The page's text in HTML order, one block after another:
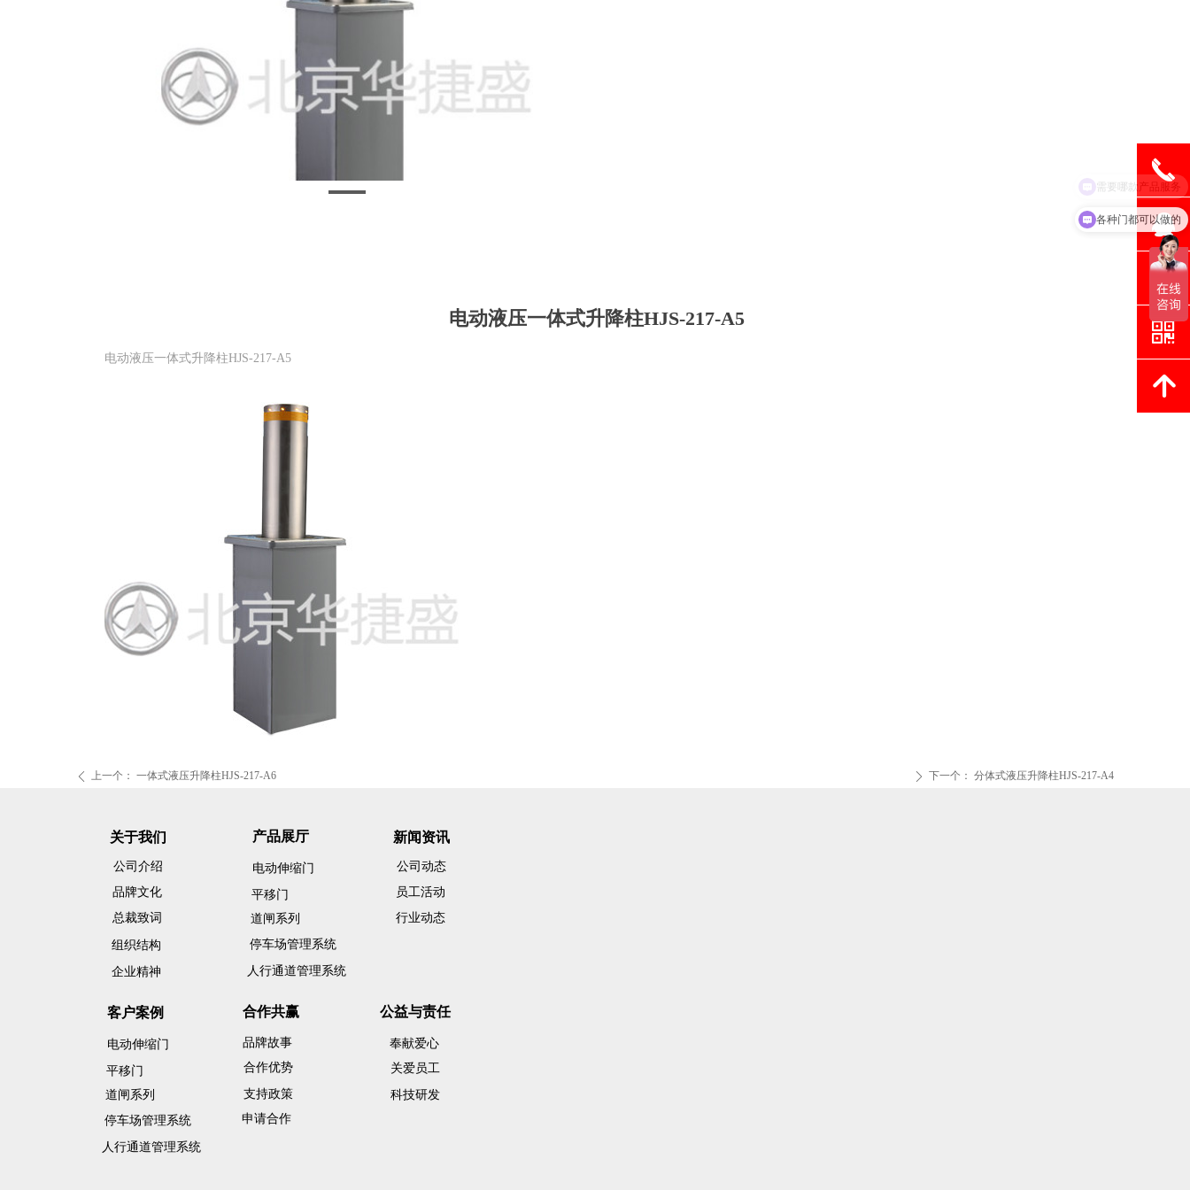
电动液压一体式升降柱HJS-217-A5
电动液压一体式升降柱HJS-217-A5
ꄴ 上一个： 一体式液压升降柱HJS-217-A6 ꄲ 下一个： 分体式液压升降柱HJS-217-A4
关于我们
公司介绍
品牌文化
总裁致词
组织结构
企业精神
产品展厅
电动伸缩门
平移门
道闸系列
停车场管理系统
人行通道管理系统
新闻资讯
公司动态
员工活动
行业动态
电动伸缩门
客户案例
平移门
道闸系列
停车场管理系统
人行通道管理系统
合作共赢
品牌故事
合作优势
支持政策
申请合作
公益与责任
奉献爱心
关爱员工
科技研发
끅
뀩
뀥
낃
녕
各种门都可以做的